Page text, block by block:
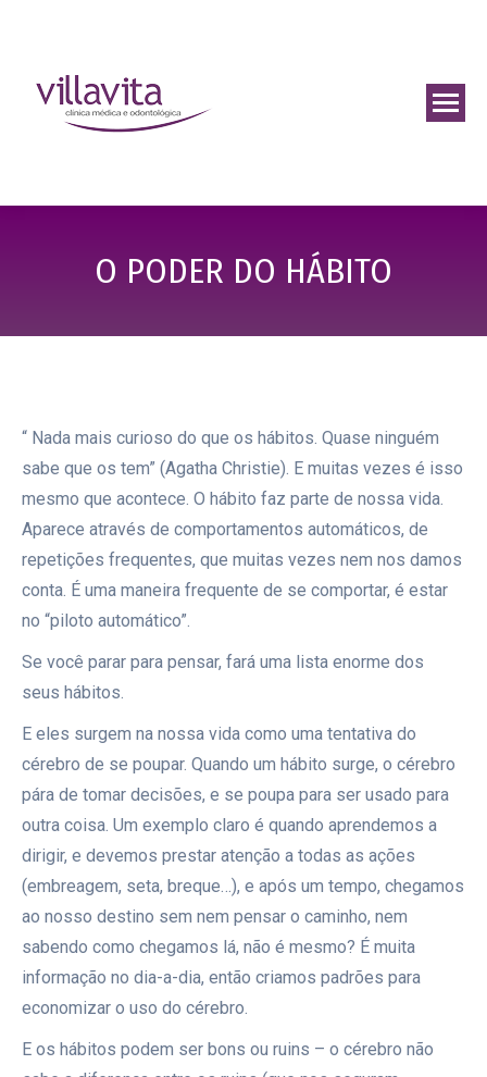
O PODER DO HÁBITO
“ Nada mais curioso do que os hábitos. Quase ninguém
sabe que os tem” (Agatha Christie). E muitas vezes é isso
mesmo que acontece. O hábito faz parte de nossa vida.
Aparece através de comportamentos automáticos, de
repetições frequentes, que muitas vezes nem nos damos
conta. É uma maneira frequente de se comportar, é estar
no “piloto automático”.
Se você parar para pensar, fará uma lista enorme dos
seus hábitos.
E eles surgem na nossa vida como uma tentativa do
cérebro de se poupar. Quando um hábito surge, o cérebro
pára de tomar decisões, e se poupa para ser usado para
outra coisa. Um exemplo claro é quando aprendemos a
dirigir, e devemos prestar atenção a todas as ações
(embreagem, seta, breque…), e após um tempo, chegamos
ao nosso destino sem nem pensar o caminho, nem
sabendo como chegamos lá, não é mesmo? É muita
informação no dia-a-dia, então criamos padrões para
economizar o uso do cérebro.
E os hábitos podem ser bons ou ruins – o cérebro não